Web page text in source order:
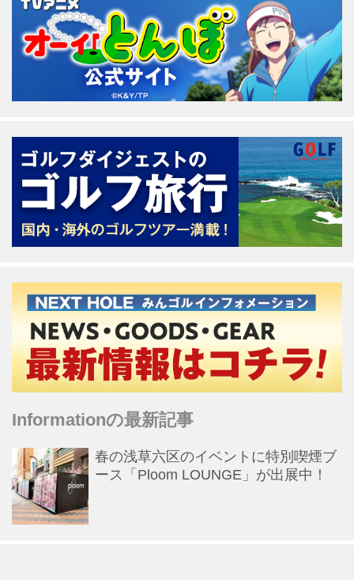
Informationの最新記事
春の浅草六区のイベントに特別喫煙ブ
ース「Ploom LOUNGE」が出展中！